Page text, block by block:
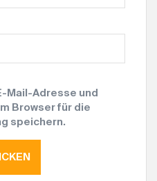
Mail-Adresse und
Browser für die
speichern.